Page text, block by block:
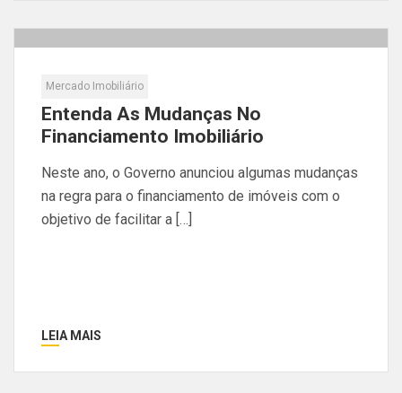
Mercado Imobiliário
Entenda As Mudanças No
Financiamento Imobiliário
Neste ano, o Governo anunciou algumas mudanças
na regra para o financiamento de imóveis com o
objetivo de facilitar a […]
LEIA MAIS